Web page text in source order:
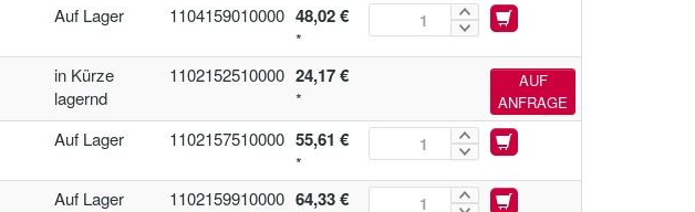
Auf Lager 1104159010000 48,02 €
*
in Kürze
lagernd
1102152510000 24,17 €
*
AUF
ANFRAGE
Auf Lager 1102157510000 55,61 €
*
Auf Lager 1102159910000 64,33 €